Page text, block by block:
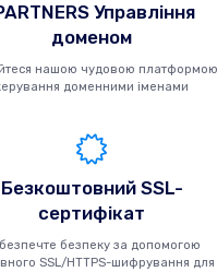
Управління
доменом
нашою чудовою
доменними іменами
Безкоштовний SSL-
сертифікат
безпеку за допомогою
SSL/HTTPS-шифрування для